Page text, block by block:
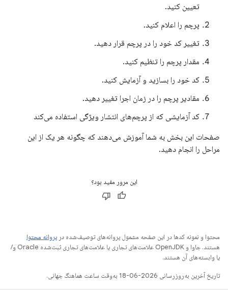
تعیین کنید.
پرچم را اعلام کنید.
تغییر کد خود را در پرچم قرار دهید.
مقدار پرچم را تنظیم کنید.
کد خود را بسازید و آزمایش کنید.
مقادیر پرچم را در زمان اجرا تغییر دهید.
کد آزمایشی که از پرچم‌های انتشار ویژگی استفاده می‌کند
صفحات این بخش به شما آموزش می‌دهند که چگونه هر یک از این
مراحل را انجام دهید.
این مرور مفید بود؟
محتوا و نمونه کدها در این صفحه مشمول پروانه‌های توصیف‌شده در پروانه محتوا
هستند. جاوا و OpenJDK علامت‌های تجاری یا علامت‌های تجاری ثبت‌شده Oracle و/
یا وابسته‌های آن هستند.
تاریخ آخرین به‌روزرسانی 2026-06-18 به‌وقت ساعت هماهنگ جهانی.